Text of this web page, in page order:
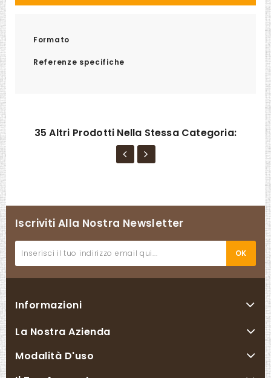
Formato
Referenze specifiche
35 Altri Prodotti Nella Stessa Categoria:
Iscriviti Alla Nostra Newsletter
Informazioni
La Nostra Azienda
Modalità D'uso